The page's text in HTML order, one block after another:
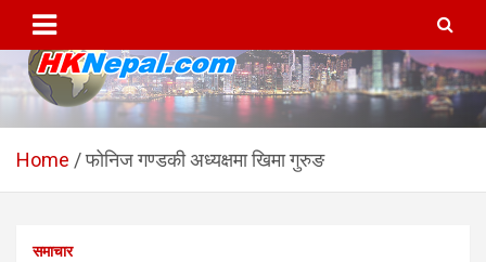
content
HKNepal.com – हङकङबाट
सञ्चालित पहिलो नेपाली अनलाईन
hknepal, hknepal.com, hk nepal, hk nepal com
Home फोनिज गण्डकी अध्यक्षमा खिमा गुरुङ
समाचार